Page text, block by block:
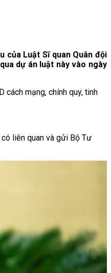
của Luật Sĩ quan Quân đội
dự án luật này vào ngày
mạng, chính quy, tinh
liên quan và gửi Bộ Tư